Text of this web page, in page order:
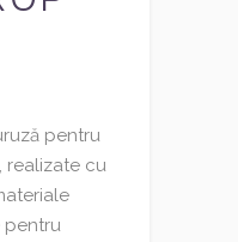
pentru
realizate cu